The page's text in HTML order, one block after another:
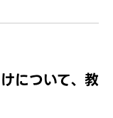
について、教